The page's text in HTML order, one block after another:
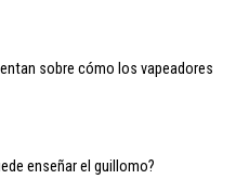
sobre cómo los vapeadores
enseñar el guillomo?